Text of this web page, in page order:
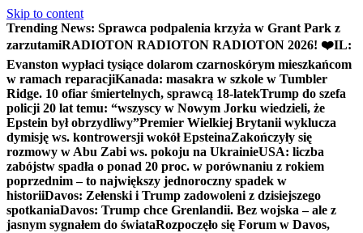
Skip to content
Trending News: Sprawca podpalenia krzyża w Grant Park z
zarzutamiRADIOTON RADIOTON RADIOTON 2026! ❤️IL:
Evanston wypłaci tysiące dolarom czarnoskórym mieszkańcom
w ramach reparacjiKanada: masakra w szkole w Tumbler
Ridge. 10 ofiar śmiertelnych, sprawcą 18-latekTrump do szefa
policji 20 lat temu: “wszyscy w Nowym Jorku wiedzieli, że
Epstein był obrzydliwy”Premier Wielkiej Brytanii wyklucza
dymisję ws. kontrowersji wokół EpsteinaZakończyły się
rozmowy w Abu Zabi ws. pokoju na UkrainieUSA: liczba
zabójstw spadła o ponad 20 proc. w porównaniu z rokiem
poprzednim – to największy jednoroczny spadek w
historiiDavos: Zełenski i Trump zadowoleni z dzisiejszego
spotkaniaDavos: Trump chce Grenlandii. Bez wojska – ale z
jasnym sygnałem do świataRozpoczęło się Forum w Davos,